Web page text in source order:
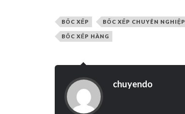
BỐC XẾP BỐC XẾP CHUYÊN NGHIỆP
BỐC XẾP HÀNG
chuyendo